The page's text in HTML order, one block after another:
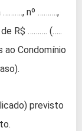
nº ……….,
R$ ………. (…..
ao Condomínio
previsto